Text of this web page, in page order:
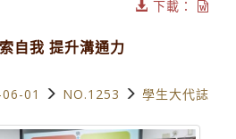
下載：
自我 提升溝通力
01 NO.1253 學生大代誌